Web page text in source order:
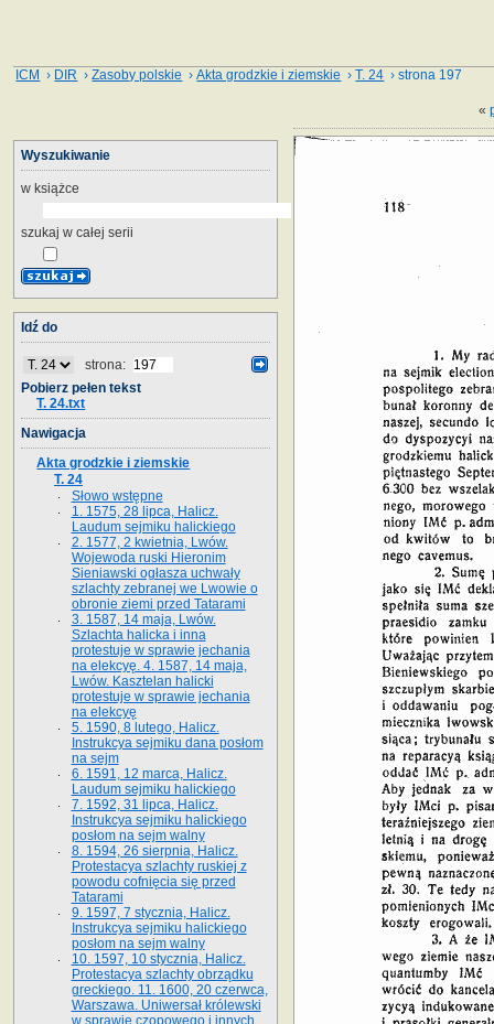
ICM › DIR ›Zasoby polskie ›Akta grodzkie i ziemskie ›T. 24 › strona 197
«
Wyszukiwanie
w książce
szukaj w całej serii
Idź do
strona:
Pobierz pełen tekst
T. 24.txt
Nawigacja
Akta grodzkie i ziemskie
T. 24
Słowo wstępne
1. 1575, 28 lipca, Halicz.
Laudum sejmiku halickiego
2. 1577, 2 kwietnia, Lwów.
Wojewoda ruski Hieronim
Sieniawski ogłasza uchwały
szlachty zebranej we Lwowie o
obronie ziemi przed Tatarami
3. 1587, 14 maja, Lwów.
Szlachta halicka i inna
protestuje w sprawie jechania
na elekcyę. 4. 1587, 14 maja,
Lwów. Kasztelan halicki
protestuje w sprawie jechania
na elekcyę
5. 1590, 8 lutego, Halicz.
Instrukcya sejmiku dana posłom
na sejm
6. 1591, 12 marca, Halicz.
Laudum sejmiku halickiego
7. 1592, 31 lipca, Halicz.
Instrukcya sejmiku halickiego
posłom na sejm walny
8. 1594, 26 sierpnia, Halicz.
Protestacya szlachty ruskiej z
powodu cofnięcia się przed
Tatarami
9. 1597, 7 stycznia, Halicz.
Instrukcya sejmiku halickiego
posłom na sejm walny
10. 1597, 10 stycznia, Halicz.
Protestacya szlachty obrządku
greckiego. 11. 1600, 20 czerwca,
Warszawa. Uniwersał królewski
w sprawie czopowego i innych